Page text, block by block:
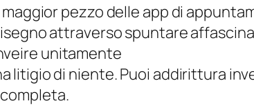
pezzo delle app di
attraverso spuntare
unitamente
litigio di niente. Puoi addirittura